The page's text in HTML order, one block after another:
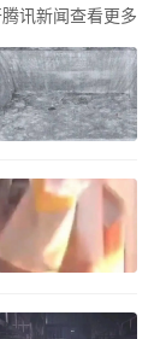
讯新闻查看更多